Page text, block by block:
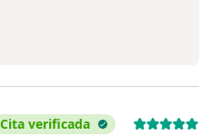
Cita verificada